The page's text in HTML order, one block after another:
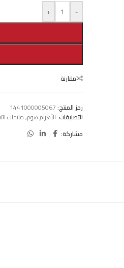
-
+
مقارنة
رمز المنتج:1441000005067
التصنيفات:الأهرام هوم,منتجات
مشاركة: